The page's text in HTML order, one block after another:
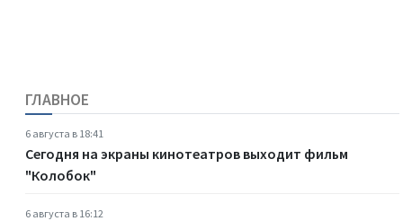
ГЛАВНОЕ
6 августа в 18:41
Сегодня на экраны кинотеатров выходит фильм
"Колобок"
6 августа в 16:12